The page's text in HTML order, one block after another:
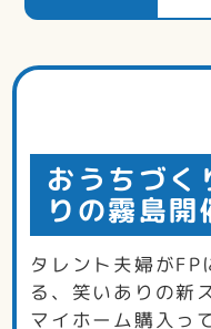
おうちづ
りの霧島開
タレント夫婦がFP
る、笑いありの新
マイホーム購入っ